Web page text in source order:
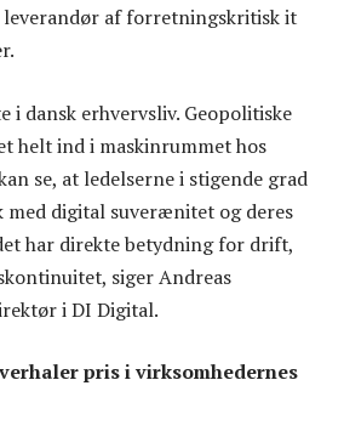
leverandør af forretningskritisk it
i dansk erhvervsliv. Geopolitiske
helt ind i maskinrummet hos
se, at ledelserne i stigende grad
med digital suverænitet og deres
har direkte betydning for drift,
siger Andreas
i DI Digital.
pris i virksomhedernes